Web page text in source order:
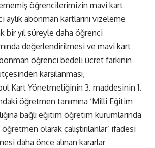
öğrencilerimizin mavi kart
aylık abonman kartlarını vizeleme
bir yıl süreyle daha öğrenci
değerlendirilmesi ve mavi kart
öğrenci bedeli ücret farkının
karşılanması,
Kart Yönetmeliğinin 3. maddesinin 1.
öğretmen tanımına ‘Milli Eğitim
bağlı eğitim öğretim kurumlarında
olarak çalıştırılanlar’ ifadesi
daha önce alınan kararlar